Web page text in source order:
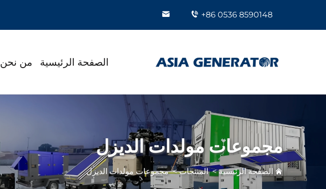
+86 0536 8590148
الصفحة الرئيسية من نحن
مجموعات مولدات الديزل
الصفحة الرئيسية>المنتجات>مجموعات مولدات الديزل